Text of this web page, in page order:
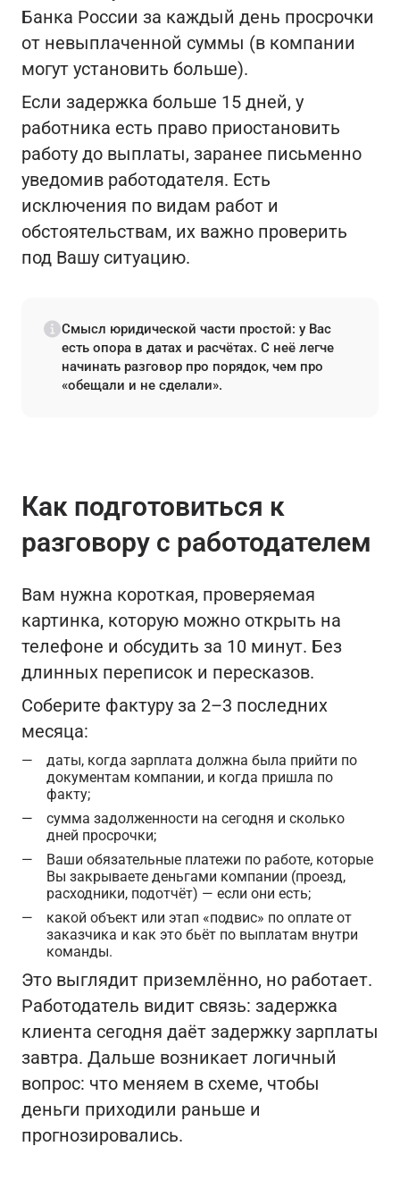
Банка России за каждый день просрочки
от невыплаченной суммы (в компании
могут установить больше).
Если задержка больше 15 дней, у
работника есть право приостановить
работу до выплаты, заранее письменно
уведомив работодателя. Есть
исключения по видам работ и
обстоятельствам, их важно проверить
под Вашу ситуацию.
Смысл юридической части простой: у Вас
есть опора в датах и расчётах. С неё легче
начинать разговор про порядок, чем про
«обещали и не сделали».
Как подготовиться к
разговору с работодателем
Вам нужна короткая, проверяемая
картинка, которую можно открыть на
телефоне и обсудить за 10 минут. Без
длинных переписок и пересказов.
Соберите фактуру за 2–3 последних
месяца:
даты, когда зарплата должна была прийти по
документам компании, и когда пришла по
факту;
сумма задолженности на сегодня и сколько
дней просрочки;
Ваши обязательные платежи по работе, которые
Вы закрываете деньгами компании (проезд,
расходники, подотчёт) — если они есть;
какой объект или этап «подвис» по оплате от
заказчика и как это бьёт по выплатам внутри
команды.
Это выглядит приземлённо, но работает.
Работодатель видит связь: задержка
клиента сегодня даёт задержку зарплаты
завтра. Дальше возникает логичный
вопрос: что меняем в схеме, чтобы
деньги приходили раньше и
прогнозировались.